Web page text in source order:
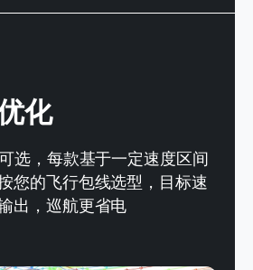
化
选，每款基于一定速度区间
您的飞行包线选型，目标速
出，巡航更省电